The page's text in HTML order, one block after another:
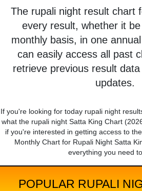
The rupali night result chart
every result, whether it
monthly basis, in one
can easily access all past
retrieve previous result
updates.
If you're looking for today rupali night
what the rupali night Satta King Chart
if you're interested in getting access to
Monthly Chart for Rupali Night Satta
everything you need
POPULAR RUPALI